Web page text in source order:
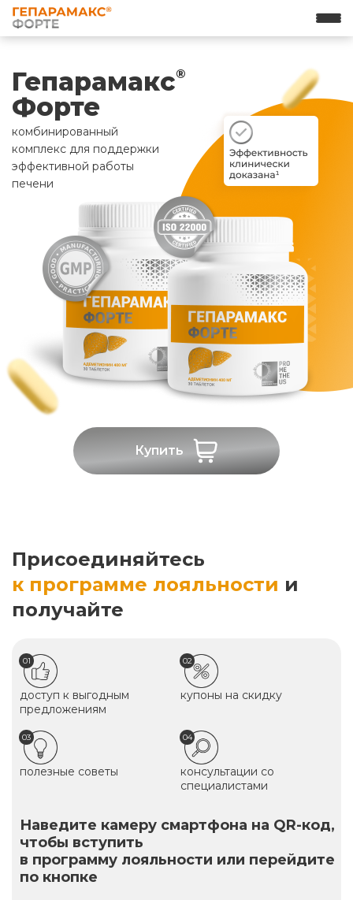
Гепарамакс®
Форте
комбинированный
комплекс для поддержки
эффективной работы
печени
Купить
Присоединяйтесь
к программе лояльности и
получайте
01
доступ к выгодным
предложениям
02
купоны на скидку
03
полезные советы
04
консультации со
специалистами
Наведите камеру смартфона на QR-код,
чтобы вступить
в программу лояльности или перейдите
по кнопке